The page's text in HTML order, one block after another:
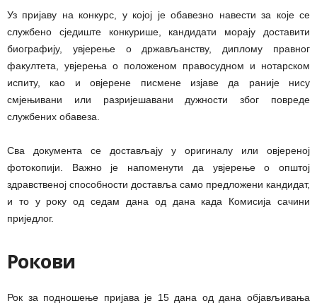
Уз пријаву на конкурс, у којој је обавезно навести за које се
службено сједиште конкурише, кандидати морају доставити
биографију, увјерење о држављанству, диплому правног
факултета, увјерења о положеном правосудном и нотарском
испиту, као и овјерене писмене изјаве да раније нису
смјењивани или разријешавани дужности због повреде
службених обавеза.
Сва документа се достављају у оригиналу или овјереној
фотокопији. Важно је напоменути да увјерење о општој
здравственој способности доставља само предложени кандидат,
и то у року од седам дана од дана када Комисија сачини
приједлог.
Рокови
Рок за подношење пријава је 15 дана од дана објављивања